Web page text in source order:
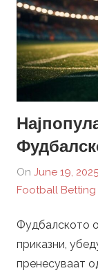
On June 19, 2025
Football Betting
Фудбалското
приказни,
пренесуваат